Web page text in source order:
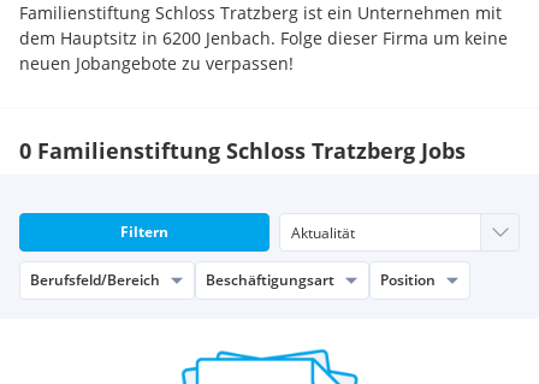
Familienstiftung Schloss Tratzberg ist ein Unternehmen mit
dem Hauptsitz in 6200 Jenbach. Folge dieser Firma um keine
neuen Jobangebote zu verpassen!
0 Familienstiftung Schloss Tratzberg Jobs
Filtern
Berufsfeld/Bereich Beschäftigungsart Position